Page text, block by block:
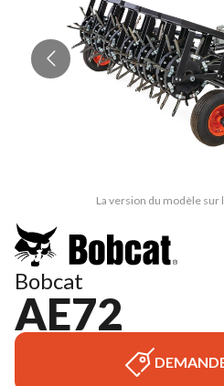
La version du modèle sur
Bobcat
AE72